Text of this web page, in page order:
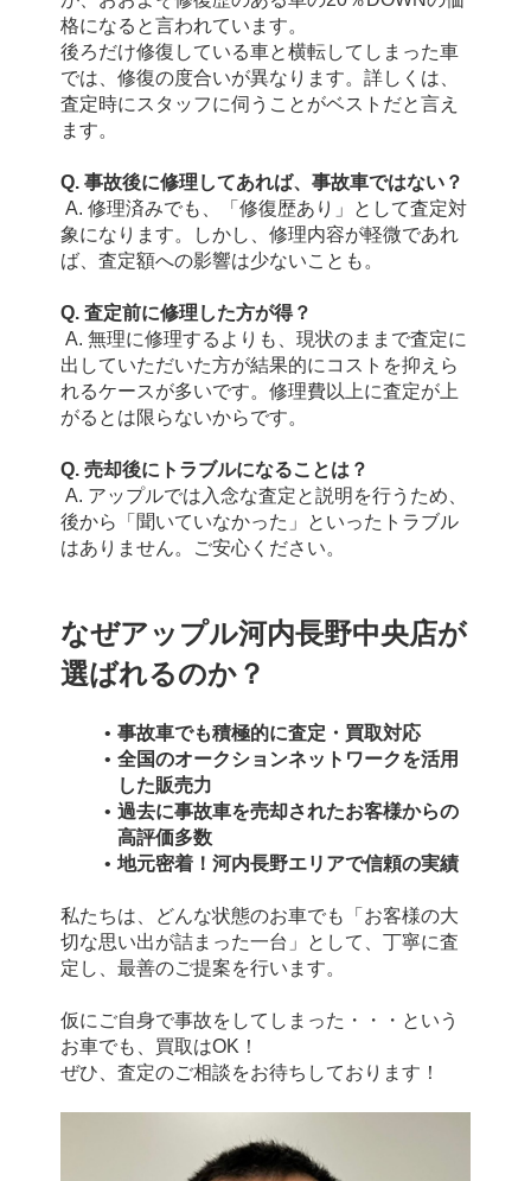
格になると言われています。
後ろだけ修復している車と横転してしまった車
では、修復の度合いが異なります。詳しくは、
査定時にスタッフに伺うことがベストだと言え
ます。
Q. 事故後に修理してあれば、事故車ではない？
象になります。しかし、修理内容が軽微であれ
ば、査定額への影響は少ないことも。
Q. 査定前に修理した方が得？
出していただいた方が結果的にコストを抑えら
れるケースが多いです。修理費以上に査定が上
がるとは限らないからです。
Q. 売却後にトラブルになることは？
後から「聞いていなかった」といったトラブル
はありません。ご安心ください。
なぜアップル河内長野中央店が
選ばれるのか？
事故車でも積極的に査定・買取対応
全国のオークションネットワークを活用
した販売力
過去に事故車を売却されたお客様からの
高評価多数
地元密着！河内長野エリアで信頼の実績
私たちは、どんな状態のお車でも「お客様の大
切な思い出が詰まった一台」として、丁寧に査
定し、最善のご提案を行います。
仮にご自身で事故をしてしまった・・・という
お車でも、買取はOK！
ぜひ、査定のご相談をお待ちしております！